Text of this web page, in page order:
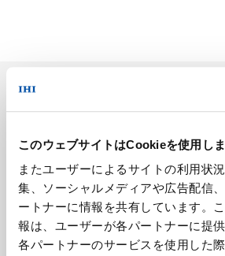
このウェブサイトはCookieを使用し
またユーザーによるサイトの利用状
集、ソーシャルメディアや広告配信
ートナーに情報を共有しています。
報は、ユーザーが各パートナーに提
各パートナーのサービスを使用した
海外事務所
海外現地法人/合弁会社
お問い合わせ・資料ダ
企業情報